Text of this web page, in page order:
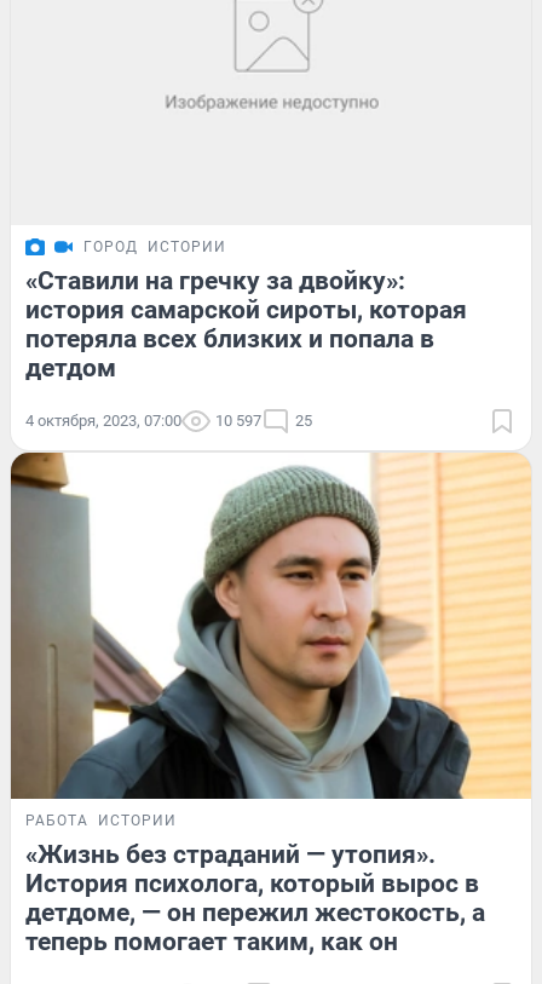
ГОРОД ИСТОРИИ
«Ставили на гречку за двойку»:
история самарской сироты, которая
потеряла всех близких и попала в
детдом
4 октября, 2023, 07:00 10 597 25
РАБОТА ИСТОРИИ
«Жизнь без страданий — утопия».
История психолога, который вырос в
детдоме, — он пережил жестокость, а
теперь помогает таким, как он